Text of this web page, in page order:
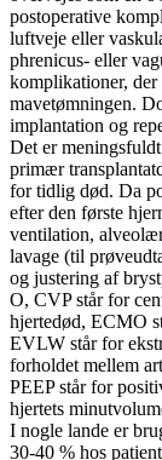
postoperative
luftveje eller
phrenicus- eller
komplikationer,
mavetømningen.
implantation og
Det er
primær
for tidlig død. Da
efter den første
ventilation,
lavage (til
og justering af
O, CVP står for
hjertedød, ECMO
EVLW står for
forholdet mellem
PEEP står for
hjertets
I nogle lande er
30-40 % hos